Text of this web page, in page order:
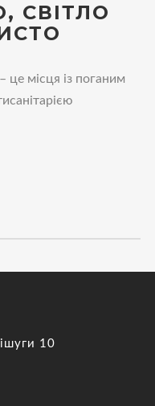
СВІТЛО
це місця із поганим
10